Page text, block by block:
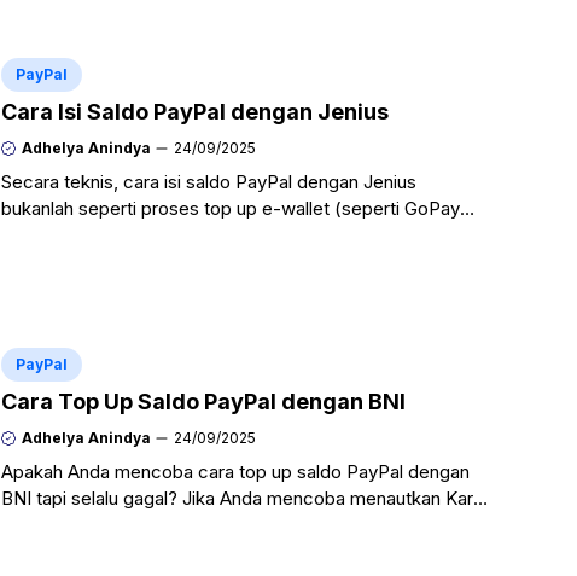
PayPal
Cara Isi Saldo PayPal dengan Jenius
Adhelya Anindya 24/09/2025
Secara teknis, cara isi saldo PayPal dengan Jenius
bukanlah seperti proses top up e-wallet (seperti GoPay
PayPal
Cara Top Up Saldo PayPal dengan BNI
Adhelya Anindya 24/09/2025
Apakah Anda mencoba cara top up saldo PayPal dengan
BNI tapi selalu gagal? Jika Anda mencoba menautkan Kartu